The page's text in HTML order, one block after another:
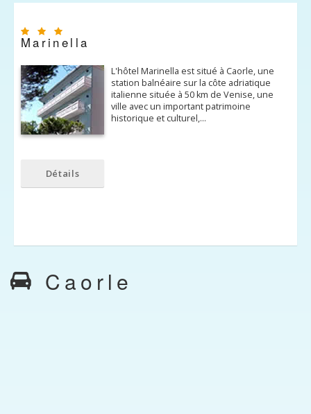
Marinella
L'hôtel Marinella est situé à Caorle, une
station balnéaire sur la côte adriatique
italienne située à 50 km de Venise, une
ville avec un important patrimoine
historique et culturel,…
Détails
Caorle